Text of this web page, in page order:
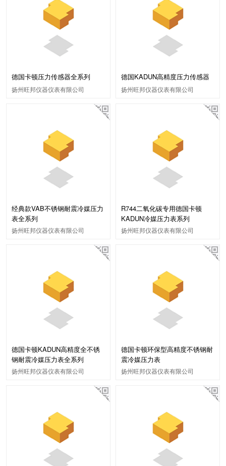
德国卡顿压力传感器全系列
扬州旺邦仪器仪表有限公司
德国KADUN高精度压力传感器
扬州旺邦仪器仪表有限公司
经典款VAB不锈钢耐震冷媒压力
表全系列
扬州旺邦仪器仪表有限公司
R744二氧化碳专用德国卡顿
KADUN冷媒压力表系列
扬州旺邦仪器仪表有限公司
德国卡顿KADUN高精度全不锈
钢耐震冷媒压力表全系列
扬州旺邦仪器仪表有限公司
德国卡顿环保型高精度不锈钢耐
震冷媒压力表
扬州旺邦仪器仪表有限公司